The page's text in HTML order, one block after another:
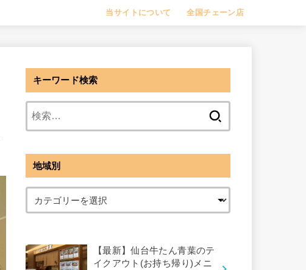
当サイトについて 全国チェーン店
キーワード検索
地域別
【最新】仙台牛たん青葉のテ
イクアウト(お持ち帰り)メニ